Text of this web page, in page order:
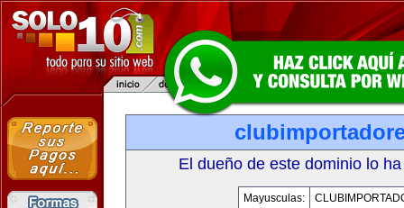
El dueño de este dominio lo
Mayusculas: